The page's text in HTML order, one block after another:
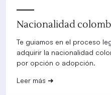
Nacionalidad
Te guiamos en el proceso
adquirir la nacionalidad
por opción o adopción.
Leer más ➜